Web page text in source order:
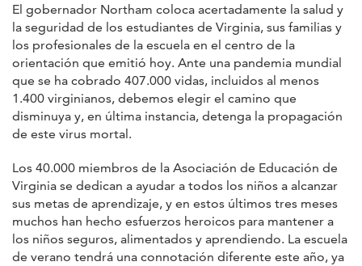
El gobernador Northam coloca acertadamente la salud y
la seguridad de los estudiantes de Virginia, sus familias y
los profesionales de la escuela en el centro de la
orientación que emitió hoy. Ante una pandemia mundial
que se ha cobrado 407.000 vidas, incluidos al menos
1.400 virginianos, debemos elegir el camino que
disminuya y, en última instancia, detenga la propagación
de este virus mortal.
Los 40.000 miembros de la Asociación de Educación de
Virginia se dedican a ayudar a todos los niños a alcanzar
sus metas de aprendizaje, y en estos últimos tres meses
muchos han hecho esfuerzos heroicos para mantener a
los niños seguros, alimentados y aprendiendo. La escuela
de verano tendrá una connotación diferente este año, ya